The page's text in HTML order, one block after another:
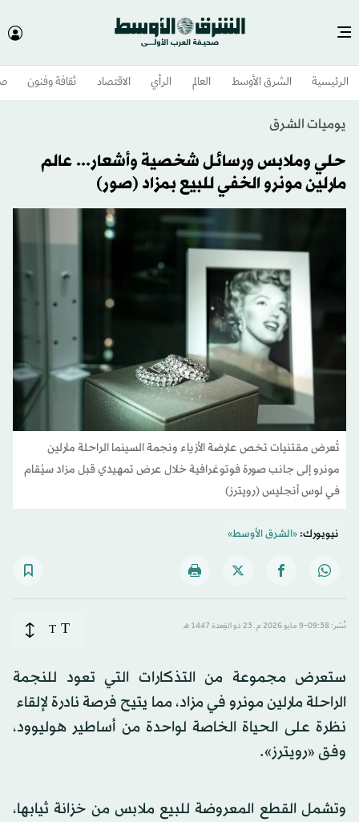
الرئيسية الشرق الأوسط​ العالم الرأي الاقتصاد ثقافة وفنون
يوميات الشرق
حلي وملابس ورسائل شخصية وأشعار... عالم
مارلين مونرو الخفي للبيع بمزاد (صور)
تُعرض مقتنيات تخص عارضة الأزياء ونجمة السينما الراحلة مارلين
مونرو إلى جانب صورة فوتوغرافية خلال عرض تمهيدي قبل مزاد سيُقام
في لوس أنجليس (رويترز)
نيويورك:«الشرق الأوسط»
نُشر: 09:38-9 مايو 2026 م ـ 23 ذو القِعدة 1447 هـ T
T
ستعرض مجموعة من التذكارات التي تعود للنجمة
الراحلة مارلين مونرو في مزاد، مما يتيح فرصة نادرة لإلقاء ​
نظرة على الحياة الخاصة لواحدة من أساطير هوليوود،
وفق «رويترز».
وتشمل القطع المعروضة للبيع ملابس من خزانة ثيابها،